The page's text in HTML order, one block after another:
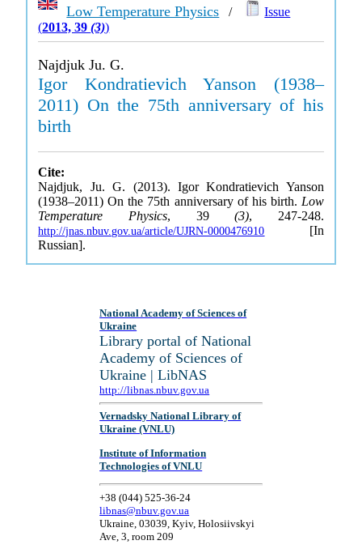
Low Temperature Physics /
Issue
(2013, 39(3))
Najdjuk Ju. G.
Igor Kondratievich Yanson (1938–
2011) On the 75th anniversary of his
birth
Cite:
Najdjuk, Ju. G. (2013). Igor Kondratievich Yanson
(1938–2011) On the 75th anniversary of his birth. Low
Temperature Physics, 39(3), 247-248.
http://jnas.nbuv.gov.ua/article/UJRN-0000476910 [In
Russian].
National Academy of Sciences of
Ukraine
Library portal of National
Academy of Sciences of
Ukraine | LibNAS
http://libnas.nbuv.gov.ua
Vernadsky National Library of
Ukraine (VNLU)
Institute of Information
Technologies of VNLU
+38 (044) 525-36-24
libnas@nbuv.gov.ua
Ukraine, 03039, Kyiv, Holosiivskyi
Ave, 3, room 209